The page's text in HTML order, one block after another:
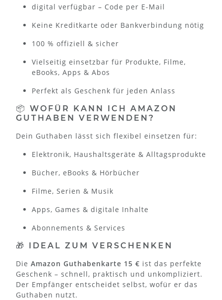
digital verfügbar – Code per E-Mail
Keine Kreditkarte oder Bankverbindung nötig
100 % offiziell & sicher
Vielseitig einsetzbar für Produkte, Filme,
eBooks, Apps & Abos
Perfekt als Geschenk für jeden Anlass
📦 WOFÜR KANN ICH AMAZON
GUTHABEN VERWENDEN?
Dein Guthaben lässt sich flexibel einsetzen für:
Elektronik, Haushaltsgeräte & Alltagsprodukte
Bücher, eBooks & Hörbücher
Filme, Serien & Musik
Apps, Games & digitale Inhalte
Abonnements & Services
🎁 IDEAL ZUM VERSCHENKEN
Die Amazon Guthabenkarte 15 € ist das perfekte
Geschenk – schnell, praktisch und unkompliziert.
Der Empfänger entscheidet selbst, wofür er das
Guthaben nutzt.